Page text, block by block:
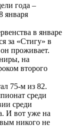
года –
января
в январе
за «Стигу» в
проживает.
на
второго
75-м из 82.
среди
среди
И вот уже на
никого не